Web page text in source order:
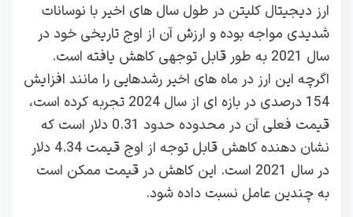
ارز دیجیتال کلیتن در طول سال‌ های اخیر با نوسانات
شدیدی مواجه بوده و ارزش آن از اوج تاریخی خود در
سال 2021 به طور قابل‌ توجهی کاهش یافته است.
اگرچه این ارز در ماه‌ های اخیر رشدهایی را مانند افزایش
154 درصدی در بازه‌ ای از سال 2024 تجربه کرده است،
قیمت فعلی آن در محدوده حدود 0.31 دلار است که
نشان‌ دهنده کاهش قابل‌ توجه از اوج قیمت 4.34 دلار
در سال 2021 است. این کاهش در قیمت ممکن است
به چندین عامل نسبت داده شود.